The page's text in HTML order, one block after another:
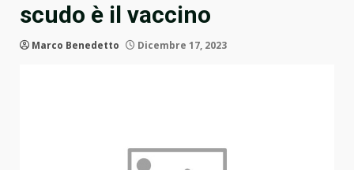
scudo è il vaccino
Marco Benedetto Dicembre 17, 2023